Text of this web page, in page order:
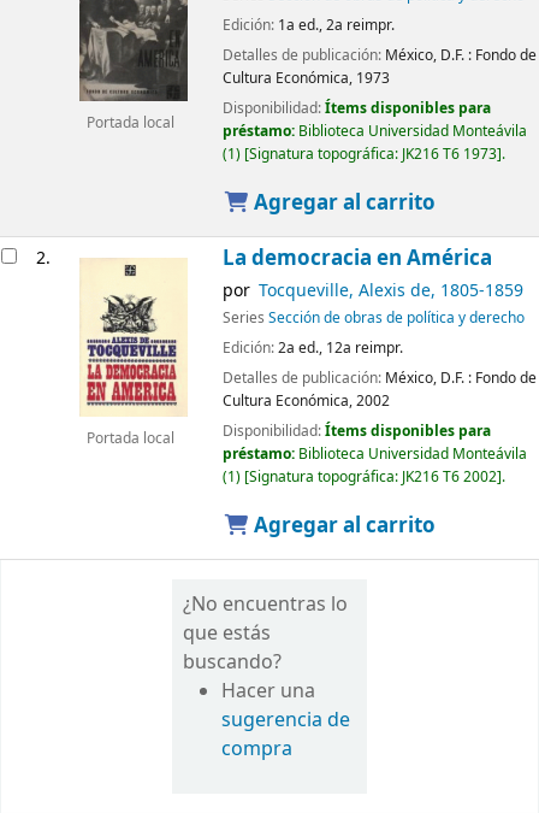
Portada local
Edición: 1a ed., 2a reimpr.
Detalles de publicación: México, D.F. : Fondo de
Cultura Económica, 1973
Disponibilidad:Ítems disponibles para
préstamo: Biblioteca Universidad Monteávila
(1) Signatura topográfica: JK216 T6 1973 .
Agregar al carrito
2.
Portada local
La democracia en América
por Tocqueville, Alexis de, 1805-1859
Series Sección de obras de política y derecho
Edición:2a ed., 12a reimpr.
Detalles de publicación: México, D.F. : Fondo de
Cultura Económica,2002
Disponibilidad:Ítems disponibles para
préstamo: Biblioteca Universidad Monteávila
(1) Signatura topográfica: JK216 T6 2002 .
Agregar al carrito
¿No encuentras lo
que estás
buscando?
Hacer una
sugerencia de
compra